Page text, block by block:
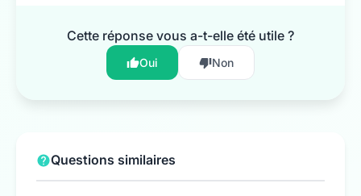
Cette réponse vous a-t-elle été utile ?
Oui Non
Questions similaires